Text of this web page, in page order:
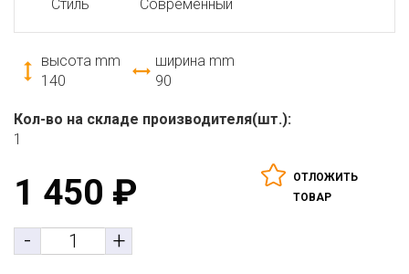
Стиль Современный
высота mm
140
ширина mm
90
Кол-во на складе производителя(шт.):
1
1 450 ₽
- +
ОТЛОЖИТЬ
ТОВАР